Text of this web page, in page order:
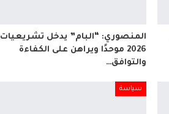
المنصوري: “البام” يدخل تشريعيات
2026 موحدًا ويراهن على الكفاءة
والتوافق…
سياسة